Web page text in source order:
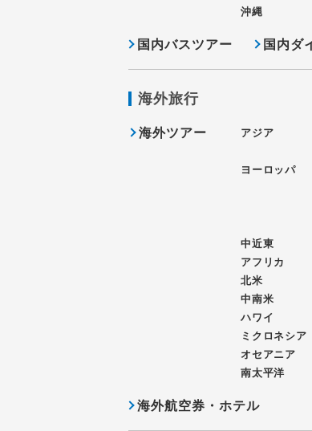
沖縄
国内バスツアー 国内ダ
海外旅行
海外ツアー アジア
ヨーロッパ
中近東
アフリカ
北米
中南米
ハワイ
ミクロネシア
オセアニア
南太平洋
海外航空券・ホテル